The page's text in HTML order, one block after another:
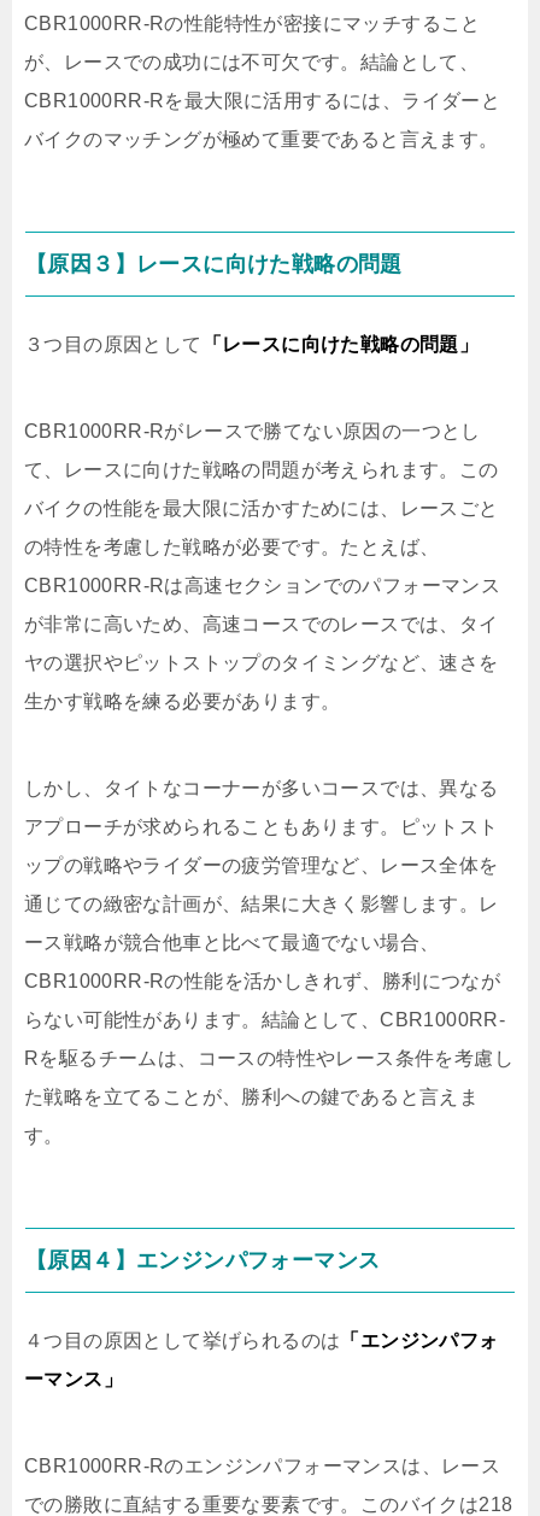
CBR1000RR-Rの性能特性が密接にマッチすること
が、レースでの成功には不可欠です。結論として、
CBR1000RR-Rを最大限に活用するには、ライダーと
バイクのマッチングが極めて重要であると言えます。
【原因３】レースに向けた戦略の問題
３つ目の原因として 「レースに向けた戦略の問題」
CBR1000RR-Rがレースで勝てない原因の一つとし
て、レースに向けた戦略の問題が考えられます。この
バイクの性能を最大限に活かすためには、レースごと
の特性を考慮した戦略が必要です。たとえば、
CBR1000RR-Rは高速セクションでのパフォーマンス
が非常に高いため、高速コースでのレースでは、タイ
ヤの選択やピットストップのタイミングなど、速さを
生かす戦略を練る必要があります。
しかし、タイトなコーナーが多いコースでは、異なる
アプローチが求められることもあります。ピットスト
ップの戦略やライダーの疲労管理など、レース全体を
通じての緻密な計画が、結果に大きく影響します。レ
ース戦略が競合他車と比べて最適でない場合、
CBR1000RR-Rの性能を活かしきれず、勝利につなが
らない可能性があります。結論として、CBR1000RR-
Rを駆るチームは、コースの特性やレース条件を考慮し
た戦略を立てることが、勝利への鍵であると言えま
す。
【原因４】エンジンパフォーマンス
４つ目の原因として挙げられるのは 「エンジンパフォ
ーマンス」
CBR1000RR-Rのエンジンパフォーマンスは、レース
での勝敗に直結する重要な要素です。このバイクは218